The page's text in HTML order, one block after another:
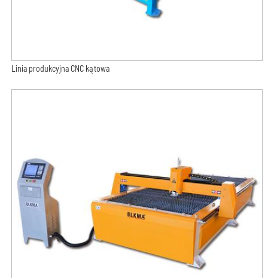
Linia produkcyjna CNC kątowa